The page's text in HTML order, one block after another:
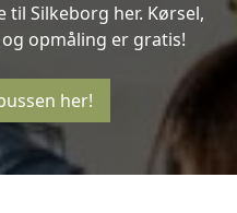
Silkeborg her. Kørsel,
opmåling er gratis!
her!